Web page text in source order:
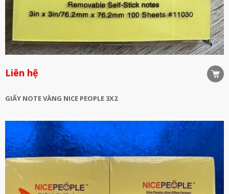
Liên hệ
GIẤY NOTE VÀNG NICE PEOPLE 3X2